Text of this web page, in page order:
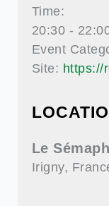
Time:
20:30 -
Event
Site: https://
Le
Irigny,